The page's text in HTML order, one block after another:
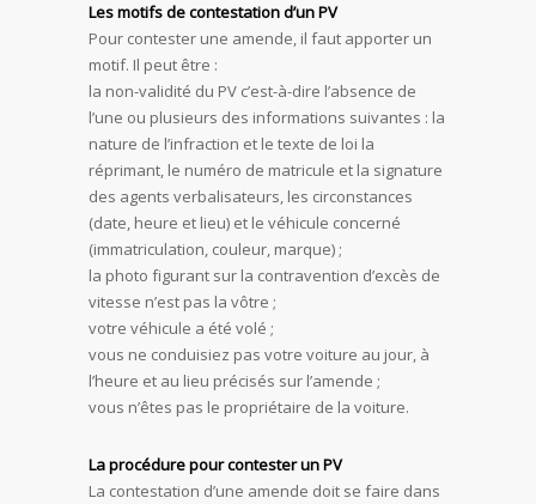
Les motifs de contestation d’un PV
Pour contester une amende, il faut apporter un
motif. Il peut être :
la non-validité du PV c’est-à-dire l’absence de
l’une ou plusieurs des informations suivantes : la
nature de l’infraction et le texte de loi la
réprimant, le numéro de matricule et la signature
des agents verbalisateurs, les circonstances
(date, heure et lieu) et le véhicule concerné
(immatriculation, couleur, marque) ;
la photo figurant sur la contravention d’excès de
vitesse n’est pas la vôtre ;
votre véhicule a été volé ;
vous ne conduisiez pas votre voiture au jour, à
l’heure et au lieu précisés sur l’amende ;
vous n’êtes pas le propriétaire de la voiture.
La procédure pour contester un PV
La contestation d’une amende doit se faire dans